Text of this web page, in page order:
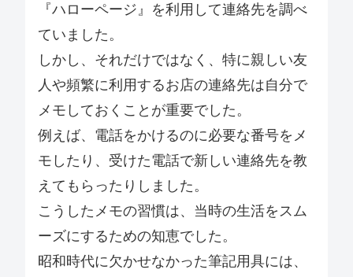
『ハローページ』を利用して連絡先を調べ
ていました。
しかし、それだけではなく、特に親しい友
人や頻繁に利用するお店の連絡先は自分で
メモしておくことが重要でした。
例えば、電話をかけるのに必要な番号をメ
モしたり、受けた電話で新しい連絡先を教
えてもらったりしました。
こうしたメモの習慣は、当時の生活をスム
ーズにするための知恵でした。
昭和時代に欠かせなかった筆記用具には、